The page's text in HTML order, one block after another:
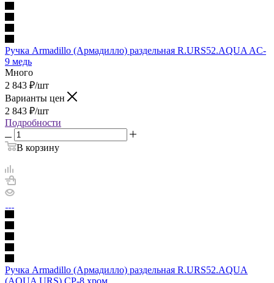
Ручка Armadillo (Армадилло) раздельная R.URS52.AQUA AC-
9 медь
Много
2 843 ₽/шт
Варианты цен
2 843 ₽/шт
Подробности
В корзину
Ручка Armadillo (Армадилло) раздельная R.URS52.AQUA
(AQUA URS) CP-8 хром